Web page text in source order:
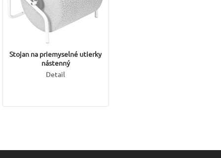
Stojan na priemyselné utierky
nástenný
Detail